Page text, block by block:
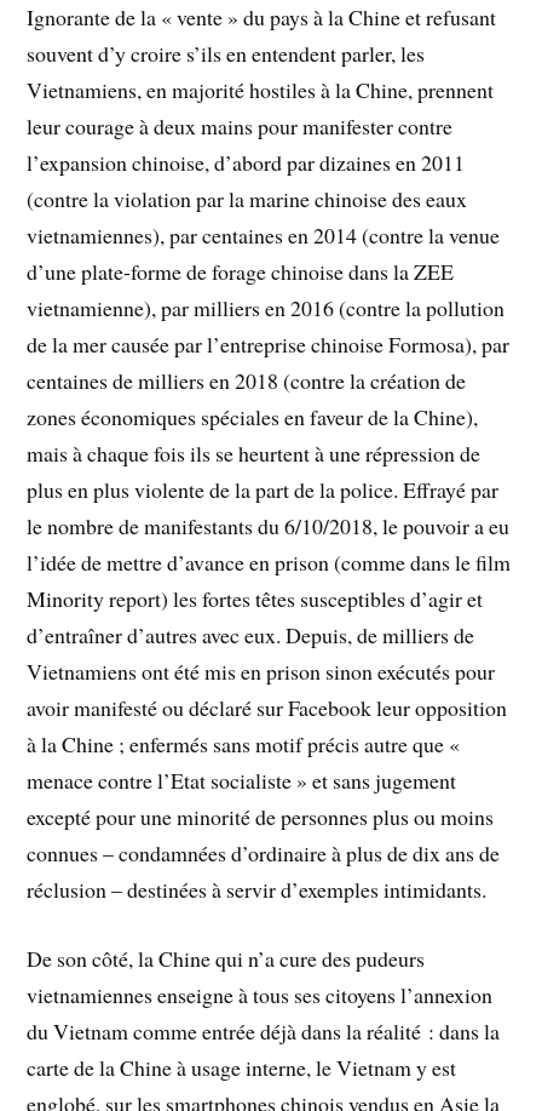
Ignorante de la « vente » du pays à la Chine et refusant
souvent d’y croire s’ils en entendent parler, les
Vietnamiens, en majorité hostiles à la Chine, prennent
leur courage à deux mains pour manifester contre
l’expansion chinoise, d’abord par dizaines en 2011
(contre la violation par la marine chinoise des eaux
vietnamiennes), par centaines en 2014 (contre la venue
d’une plate-forme de forage chinoise dans la ZEE
vietnamienne), par milliers en 2016 (contre la pollution
de la mer causée par l’entreprise chinoise Formosa), par
centaines de milliers en 2018 (contre la création de
zones économiques spéciales en faveur de la Chine),
mais à chaque fois ils se heurtent à une répression de
plus en plus violente de la part de la police. Effrayé par
le nombre de manifestants du 6/10/2018, le pouvoir a eu
l’idée de mettre d’avance en prison (comme dans le film
Minority report) les fortes têtes susceptibles d’agir et
d’entraîner d’autres avec eux. Depuis, de milliers de
Vietnamiens ont été mis en prison sinon exécutés pour
avoir manifesté ou déclaré sur Facebook leur opposition
à la Chine ; enfermés sans motif précis autre que «
menace contre l’Etat socialiste » et sans jugement
excepté pour une minorité de personnes plus ou moins
connues – condamnées d’ordinaire à plus de dix ans de
réclusion – destinées à servir d’exemples intimidants.
De son côté, la Chine qui n’a cure des pudeurs
vietnamiennes enseigne à tous ses citoyens l’annexion
du Vietnam comme entrée déjà dans la réalité : dans la
carte de la Chine à usage interne, le Vietnam y est
englobé, sur les smartphones chinois vendus en Asie la